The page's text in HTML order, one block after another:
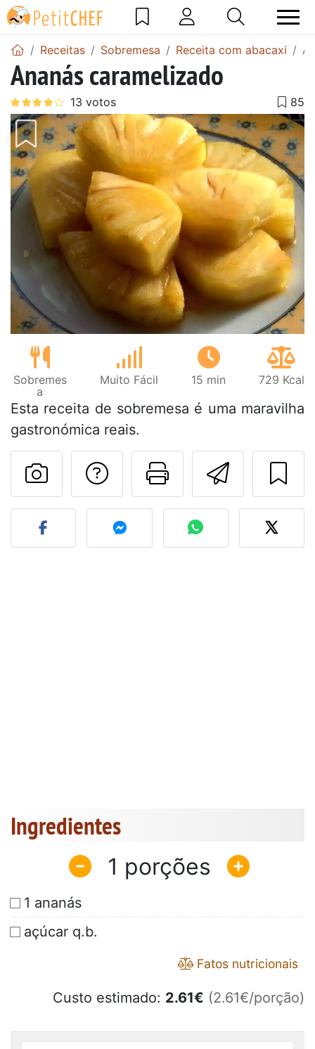
Receitas Sobremesa Receita com abacaxi
Ananás caramelizado
Sobremes
a
Muito Fácil 15 min 729 Kcal
Esta receita de sobremesa é uma maravilha
gastronómica reais.
Imprima
Falar com o autor
Fez esta receita?
Ingredientes
1
1 ananás
açúcar q.b.
Fatos nutricionais
Custo estimado: 2.61€ (2.61€/porção)